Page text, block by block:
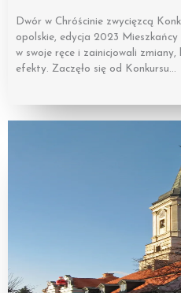
Dwór w Chróścinie zwycięzcą
opolskie, edycja 2023
w swoje ręce i zainicjowali
efekty. Zaczęło się od Konkursu…